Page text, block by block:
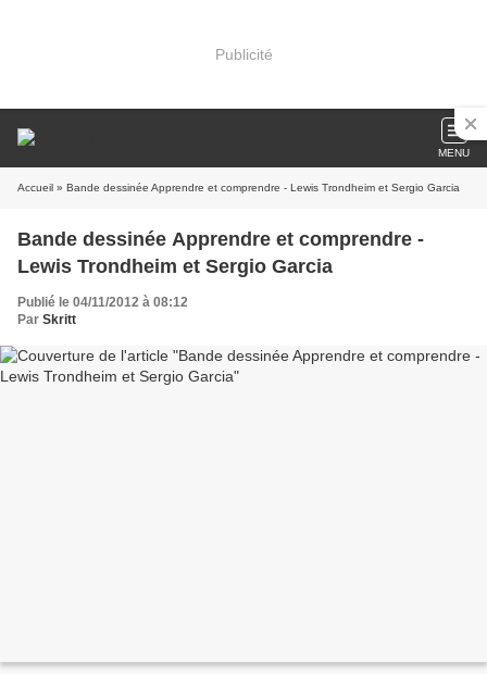
Publicité
MENU
Accueil » Bande dessinée Apprendre et comprendre - Lewis Trondheim et Sergio Garcia
Bande dessinée Apprendre et comprendre -
Lewis Trondheim et Sergio Garcia
Publié le 04/11/2012 à 08:12
Par Skritt